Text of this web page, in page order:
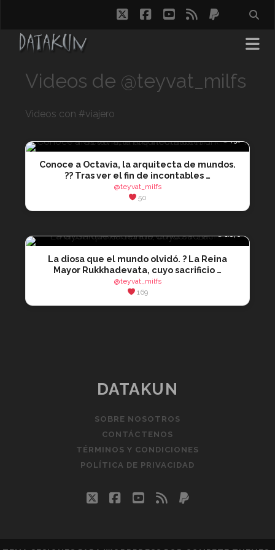
twitterfacebook
youtube
rss paypal
Videos de @teyvat_milfs
Videos con #viajero
👁 738
Conoce a Octavia, la arquitecta de mundos.
?? Tras ver el fin de incontables …
@teyvat_milfs
50
👁 1.676
La diosa que el mundo olvidó. ? La Reina
Mayor Rukkhadevata, cuyo sacrificio …
@teyvat_milfs
169
DATAKUN
SOBRE NOSOTROS
CONTÁCTENOS
TÉRMINOS Y CONDICIONES
POLÍTICA DE PRIVACIDAD
twitterfacebook
youtube
rss paypal